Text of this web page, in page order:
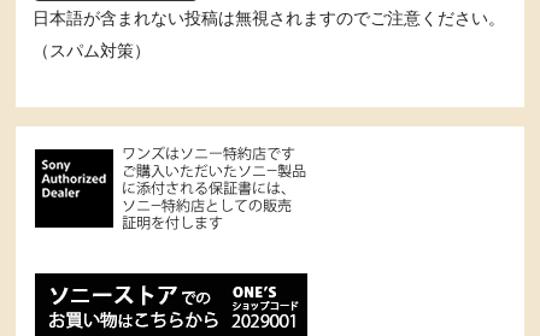
日本語が含まれない投稿は無視されますのでご注意ください。
（スパム対策）